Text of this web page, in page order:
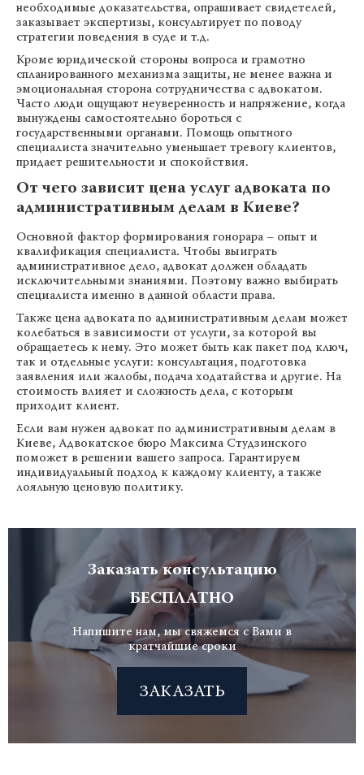
необходимые доказательства, опрашивает свидетелей,
заказывает экспертизы, консультирует по поводу
стратегии поведения в суде и т.д.
Кроме юридической стороны вопроса и грамотно
спланированного механизма защиты, не менее важна и
эмоциональная сторона сотрудничества с адвокатом.
Часто люди ощущают неуверенность и напряжение, когда
вынуждены самостоятельно бороться с
государственными органами. Помощь опытного
специалиста значительно уменьшает тревогу клиентов,
придает решительности и спокойствия.
От чего зависит цена услуг адвоката по
административным делам в Киеве?
Основной фактор формирования гонорара – опыт и
квалификация специалиста. Чтобы выиграть
административное дело, адвокат должен обладать
исключительными знаниями. Поэтому важно выбирать
специалиста именно в данной области права.
Также цена адвоката по административным делам может
колебаться в зависимости от услуги, за которой вы
обращаетесь к нему. Это может быть как пакет под ключ,
так и отдельные услуги: консультация, подготовка
заявления или жалобы, подача ходатайства и другие. На
стоимость влияет и сложность дела, с которым
приходит клиент.
Если вам нужен адвокат по административным делам в
Киеве, Адвокатское бюро Максима Студзинского
поможет в решении вашего запроса. Гарантируем
индивидуальный подход к каждому клиенту, а также
лояльную ценовую политику.
Заказать консультацию
БЕСПЛАТНО
Напишите нам, мы свяжемся с Вами в
кратчайшие сроки
ЗАКАЗАТЬ